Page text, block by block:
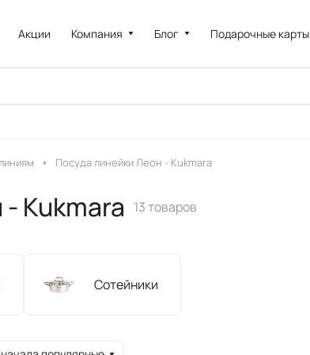
Акции Компания Блог Подарочные карты
Посуда линейки Леон - Kukmara
Kukmara 13 товаров
Сотейники